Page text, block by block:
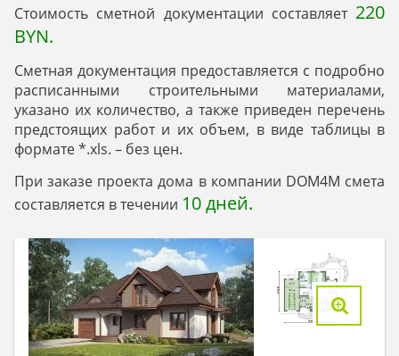
Стоимость сметной документации составляет 220
BYN.
Сметная документация предоставляется с подробно
расписанными строительными материалами,
указано их количество, а также приведен перечень
предстоящих работ и их объем, в виде таблицы в
формате *.xls. – без цен.
При заказе проекта дома в компании DOM4M смета
составляется в течении 10 дней.